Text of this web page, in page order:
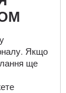
Якщо
ще